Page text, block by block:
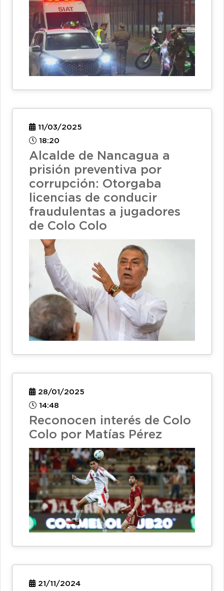
11/03/2025
18:20
Alcalde de Nancagua a
prisión preventiva por
corrupción: Otorgaba
licencias de conducir
fraudulentas a jugadores
de Colo Colo
28/01/2025
14:48
Reconocen interés de Colo
Colo por Matías Pérez
21/11/2024